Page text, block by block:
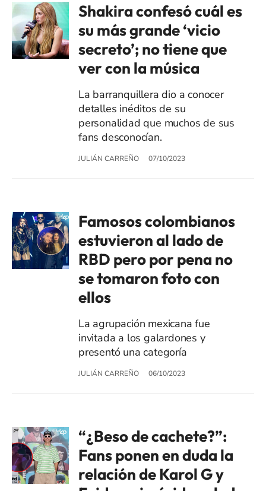
Shakira confesó cuál es
su más grande ‘vicio
secreto’; no tiene que
ver con la música
La barranquillera dio a conocer
detalles inéditos de su
personalidad que muchos de sus
fans desconocían.
JULIÁN CARREÑO 07/10/2023
Famosos colombianos
estuvieron al lado de
RBD pero por pena no
se tomaron foto con
ellos
La agrupación mexicana fue
invitada a los galardones y
presentó una categoría
JULIÁN CARREÑO 06/10/2023
“¿Beso de cachete?”:
Fans ponen en duda la
relación de Karol G y